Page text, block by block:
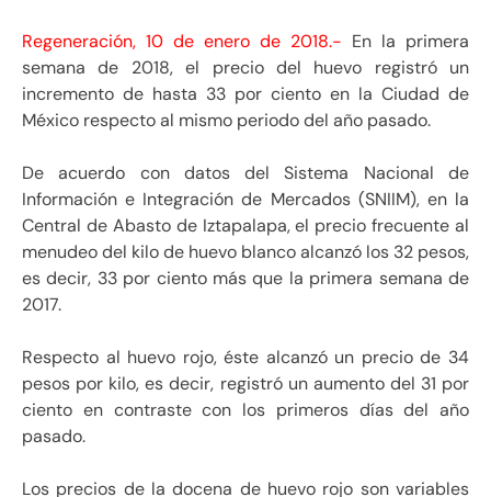
Regeneración, 10 de enero de 2018.- En la primera
semana de 2018, el precio del huevo registró un
incremento de hasta 33 por ciento en la Ciudad de
México respecto al mismo periodo del año pasado.
De acuerdo con datos del Sistema Nacional de
Información e Integración de Mercados (SNIIM), en la
Central de Abasto de Iztapalapa, el precio frecuente al
menudeo del kilo de huevo blanco alcanzó los 32 pesos,
es decir, 33 por ciento más que la primera semana de
2017.
Respecto al huevo rojo, éste alcanzó un precio de 34
pesos por kilo, es decir, registró un aumento del 31 por
ciento en contraste con los primeros días del año
pasado.
Los precios de la docena de huevo rojo son variables